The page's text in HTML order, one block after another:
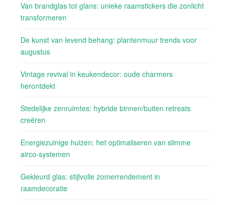
Van brandglas tot glans: unieke raamstickers die zonlicht
transformeren
De kunst van levend behang: plantenmuur trends voor
augustus
Vintage revival in keukendecor: oude charmers
herontdekt
Stedelijke zenruimtes: hybride binnen/buiten retreats
creëren
Energiezuinige huizen: het optimaliseren van slimme
airco-systemen
Gekleurd glas: stijlvolle zomerrendement in
raamdecoratie